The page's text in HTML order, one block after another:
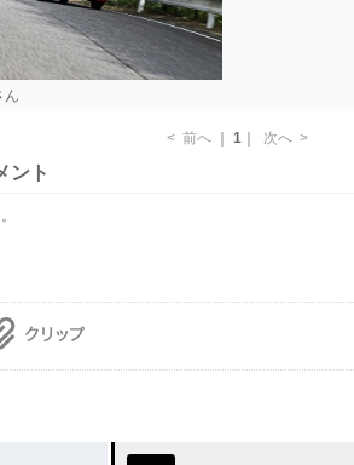
ん
< 前へ ｜ 1 ｜ 次へ >
ント